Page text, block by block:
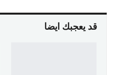
قد يعجبك ايضا